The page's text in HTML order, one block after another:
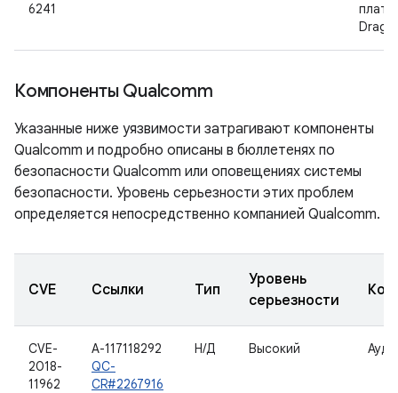
6241
Компоненты Qualcomm
Указанные ниже уязвимости затрагивают компоненты
Qualcomm и подробно описаны в бюллетенях по
безопасности Qualcomm или оповещениях системы
безопасности. Уровень серьезности этих проблем
определяется непосредственно компанией Qualcomm.
CVE Ссылки Тип
Уровень
серьезности
CVE-
2018-
11962
A-117118292
QC-
CR#2267916
Н/Д Высокий